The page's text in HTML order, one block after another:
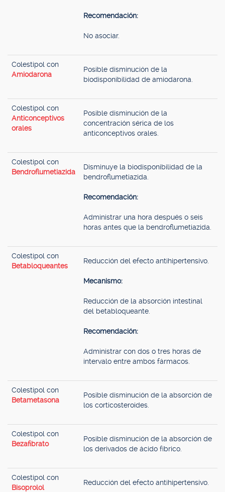
Recomendación:
No asociar.
Colestipol con
Amiodarona
Posible disminución de la
biodisponibilidad de amiodarona.
Colestipol con
Anticonceptivos
orales
Posible disminución de la
concentración sérica de los
anticonceptivos orales.
Colestipol con
Bendroflumetiazida
Disminuye la biodisponibilidad de la
bendroflumetiazida.
Recomendación:
Administrar una hora después o seis
horas antes que la bendroflumetiazida.
Colestipol con
Betabloqueantes
Reducción del efecto antihipertensivo.
Mecanismo:
Reducción de la absorción intestinal
del betabloqueante.
Recomendación:
Administrar con dos o tres horas de
intervalo entre ambos fármacos.
Colestipol con
Betametasona
Posible disminución de la absorción de
los corticosteroides.
Colestipol con
Bezafibrato
Posible disminución de la absorción de
los derivados de ácido fíbrico.
Colestipol con
Bisoprolol
Reducción del efecto antihipertensivo.